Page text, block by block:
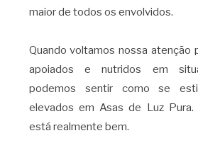
maior de todos os envolvidos.
Quando voltamos nossa atenção
apoiados e nutridos em
podemos sentir como se
elevados em Asas de Luz Pura.
está realmente bem.